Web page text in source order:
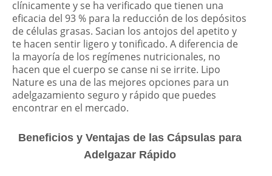
clínicamente y se ha verificado que tienen una
eficacia del 93 % para la reducción de los depósitos
de células grasas. Sacian los antojos del apetito y
te hacen sentir ligero y tonificado. A diferencia de
la mayoría de los regímenes nutricionales, no
hacen que el cuerpo se canse ni se irrite. Lipo
Nature es una de las mejores opciones para un
adelgazamiento seguro y rápido que puedes
encontrar en el mercado.
Beneficios y Ventajas de las Cápsulas para
Adelgazar Rápido